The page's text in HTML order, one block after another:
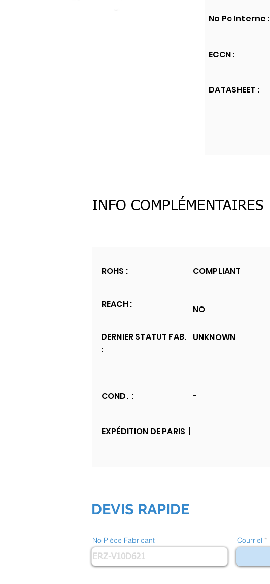
No Pc Interne :
ECCN :
DATASHEET :
INFO COMPLÉMENTAIRES
ROHS :
COMPLIANT
REACH :
DERNIER STATUT FAB.
:
NO
UNKNOWN
COND. : -
EXPÉDITION DE PARIS |
DEVIS RAPIDE
No Pièce Fabricant Courriel